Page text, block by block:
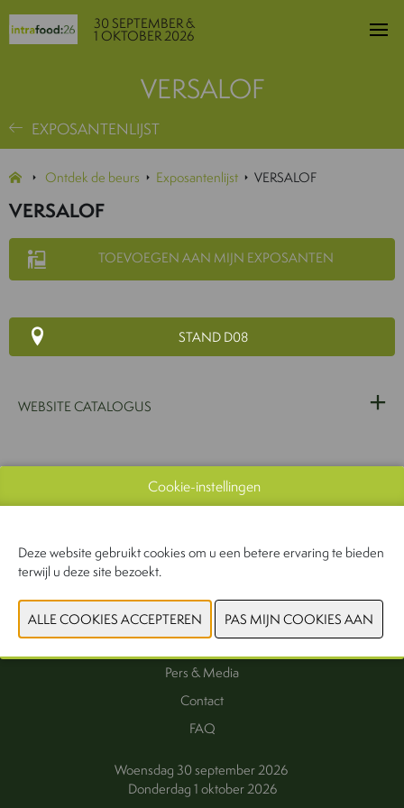
30 SEPTEMBER &
1 OKTOBER 2026
VERSALOF
EXPOSANTENLIJST
Ontdek de beurs Exposantenlijst VERSALOF
VERSALOF
TOEVOEGEN AAN MIJN EXPOSANTEN
STAND D08
WEBSITE CATALOGUS
Exposanten
Praktische informatie
Pers & Media
Contact
FAQ
Woensdag 30 september 2026
Donderdag 1 oktober 2026
Cookie-instellingen
Deze website gebruikt cookies om u een betere ervaring te bieden
terwijl u deze site bezoekt.